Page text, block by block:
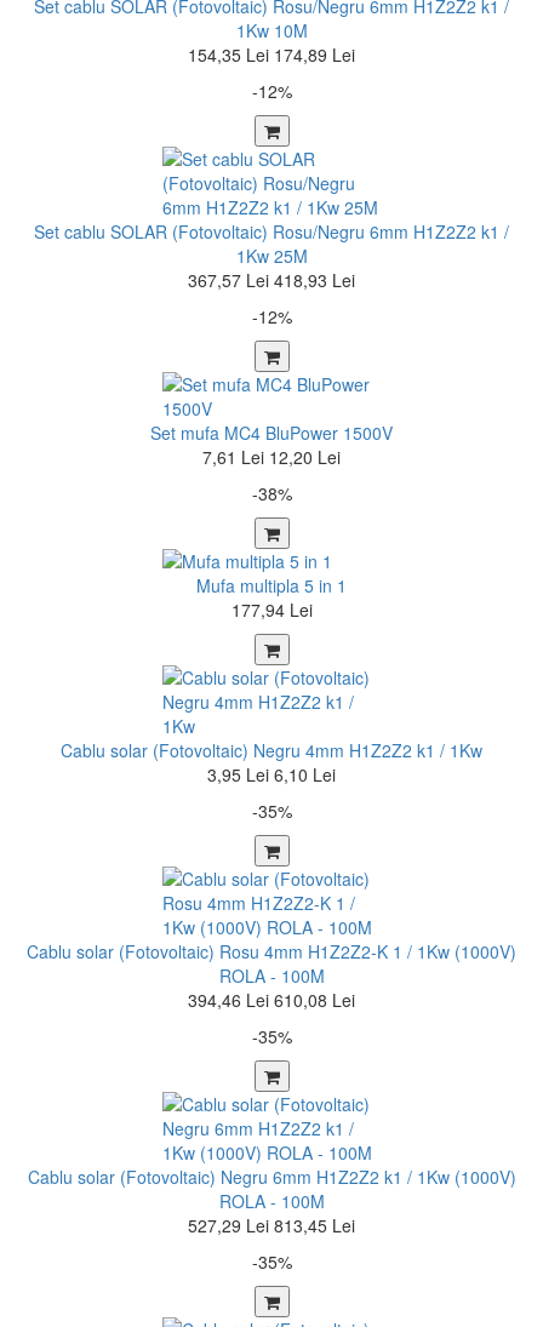
Set cablu SOLAR (Fotovoltaic) Rosu/Negru 6mm H1Z2Z2 k1 /
1Kw 10M
154,35 Lei 174,89 Lei
-12%
Set cablu SOLAR (Fotovoltaic) Rosu/Negru 6mm H1Z2Z2 k1 /
1Kw 25M
367,57 Lei 418,93 Lei
-12%
Set mufa MC4 BluPower 1500V
7,61 Lei 12,20 Lei
-38%
Mufa multipla 5 in 1
177,94 Lei
Cablu solar (Fotovoltaic) Negru 4mm H1Z2Z2 k1 / 1Kw
3,95 Lei 6,10 Lei
-35%
Cablu solar (Fotovoltaic) Rosu 4mm H1Z2Z2-K 1 / 1Kw (1000V)
ROLA - 100M
394,46 Lei 610,08 Lei
-35%
Cablu solar (Fotovoltaic) Negru 6mm H1Z2Z2 k1 / 1Kw (1000V)
ROLA - 100M
527,29 Lei 813,45 Lei
-35%